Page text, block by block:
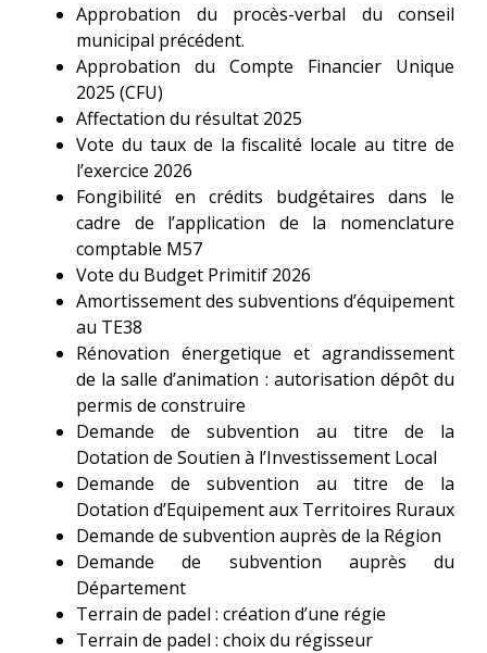
Approbation du procès-verbal du conseil
municipal précédent.
Approbation du Compte Financier Unique
2025 (CFU)
Affectation du résultat 2025
Vote du taux de la fiscalité locale au titre de
l’exercice 2026
Fongibilité en crédits budgétaires dans le
cadre de l’application de la nomenclature
comptable M57
Vote du Budget Primitif 2026
Amortissement des subventions d’équipement
au TE38
Rénovation énergetique et agrandissement
de la salle d’animation : autorisation dépôt du
permis de construire
Demande de subvention au titre de la
Dotation de Soutien à l’Investissement Local
Demande de subvention au titre de la
Dotation d’Equipement aux Territoires Ruraux
Demande de subvention auprès de la Région
Demande de subvention auprès du
Département
Terrain de padel : création d’une régie
Terrain de padel : choix du régisseur